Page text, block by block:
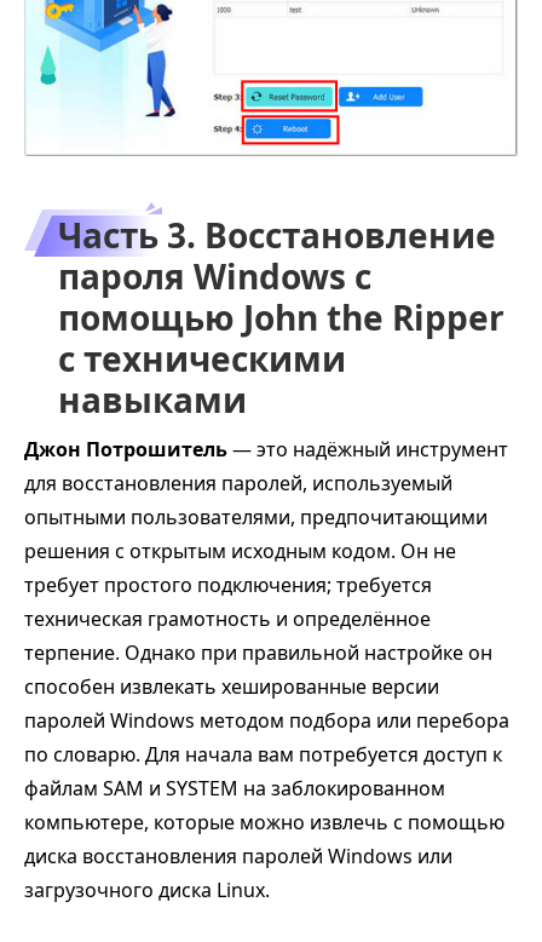
Часть 3. Восстановление
пароля Windows с
помощью John the Ripper
с техническими
навыками
Джон Потрошитель— это надёжный инструмент
для восстановления паролей, используемый
опытными пользователями, предпочитающими
решения с открытым исходным кодом. Он не
требует простого подключения; требуется
техническая грамотность и определённое
терпение. Однако при правильной настройке он
способен извлекать хешированные версии
паролей Windows методом подбора или перебора
по словарю. Для начала вам потребуется доступ к
файлам SAM и SYSTEM на заблокированном
компьютере, которые можно извлечь с помощью
диска восстановления паролей Windows или
загрузочного диска Linux.